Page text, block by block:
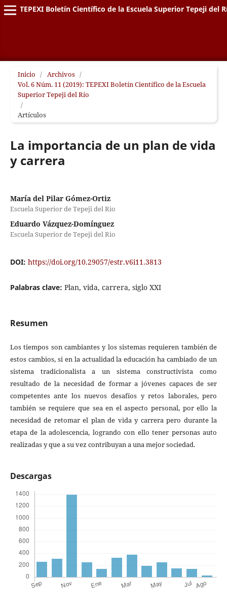
TEPEXI Boletín Científico de la Escuela Superior Tepeji del
Inicio / Archivos /
Vol. 6 Núm. 11 (2019): TEPEXI Boletín Científico de la Escuela
Superior Tepeji del Río
/
Artículos
La importancia de un plan de vida
y carrera
María del Pilar Gómez-Ortiz
Escuela Superior de Tepeji del Rio
Eduardo Vázquez-Domínguez
Escuela Superior de Tepeji del Rio
DOI: https://doi.org/10.29057/estr.v6i11.3813
Palabras clave: Plan, vida, carrera, siglo XXI
Resumen
Los tiempos son cambiantes y los sistemas requieren también de
estos cambios, si en la actualidad la educación ha cambiado de un
sistema tradicionalista a un sistema constructivista como
resultado de la necesidad de formar a jóvenes capaces de ser
competentes ante los nuevos desafíos y retos laborales, pero
también se requiere que sea en el aspecto personal, por ello la
necesidad de retomar el plan de vida y carrera pero durante la
etapa de la adolescencia, logrando con ello tener personas auto
realizadas y que a su vez contribuyan a una mejor sociedad.
Descargas